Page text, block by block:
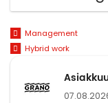
Management
Hybrid work